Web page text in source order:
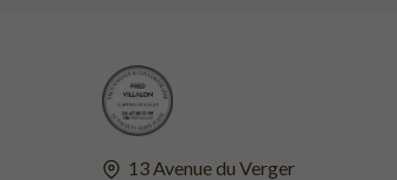
13 Avenue du Verger